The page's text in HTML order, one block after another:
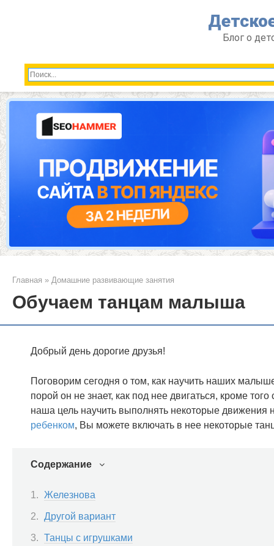
Блог о
Главная » Домашние развивающие занятия
Обучаем танцам малыша
Добрый день дорогие друзья!
Поговорим сегодня о том, как научить наших
порой он не знает, как под нее двигаться, кроме
наша цель научить выполнять некоторые
ребенком, Вы можете включать в нее некоторые
Содержание
Железнова
Другой вариант
Танцы с игрушками